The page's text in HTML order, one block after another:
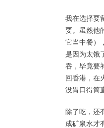
我在选择要
要。虽然他
它当中餐）
是因为太饿
吞，毕竟要
回香港，在
没胃口得简
除了吃，还
成矿泉水才